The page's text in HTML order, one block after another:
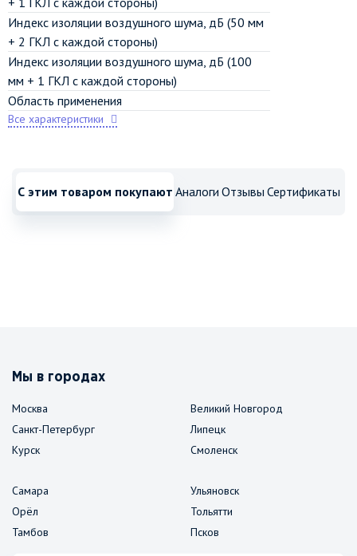
Индекс изоляции воздушного шума, дБ (50 мм
+ 2 ГКЛ с каждой стороны)
Индекс изоляции воздушного шума, дБ (100
мм + 1 ГКЛ с каждой стороны)
Область применения
Все характеристики
С этим товаром покупают Аналоги Отзывы Сертификаты
Мы в городах
Москва
Санкт-Петербург
Курск
Великий Новгород
Липецк
Смоленск
Самара
Орёл
Тамбов
Ульяновск
Тольятти
Псков